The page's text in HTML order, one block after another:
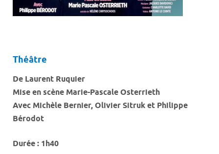
Théâtre
De Laurent Ruquier
Mise en scène Marie-Pascale Osterrieth
Avec Michèle Bernier, Olivier Sitruk et Philippe
Bérodot
Durée : 1h40